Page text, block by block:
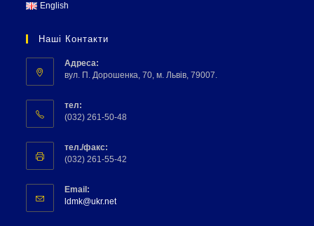
English
Наші Контакти
Адреса:
вул. П. Дорошенка, 70, м. Львів, 79007.
тел:
(032) 261-50-48
тел./факс:
(032) 261-55-42
Email:
ldmk@ukr.net